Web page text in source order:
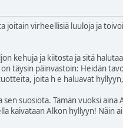
joitain virheellisiä luuloja ja
kehuja ja kiitosta ja sitä
täysin päinvastoin: Heidän
joita h e haluavat
suosiota. Tämän vuoksi
Alkon hyllyyn! Näin